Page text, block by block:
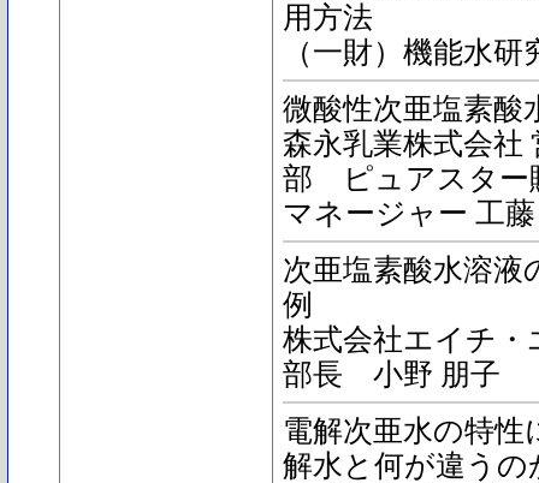
用方法
（一財）機能水
微酸性次亜塩素酸
森永乳業株式会社
部 ピュアスター
マネージャー 工
次亜塩素酸水溶液
例
株式会社エイチ・
部長 小野 朋子
電解次亜水の特
解水と何が違うの